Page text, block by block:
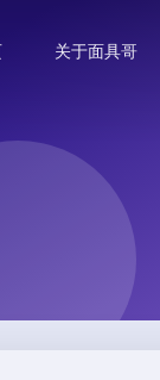
关于面具哥